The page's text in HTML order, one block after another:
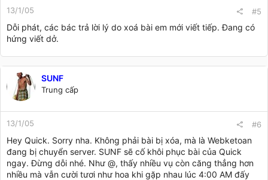
13/1/05 #5
Dỗi phát, các bác trả lời lý do xoá bài em mới viết tiếp. Đang có
hứng viết dở.
SUNF
Trung cấp
13/1/05 #6
Hey Quick. Sorry nha. Không phải bài bị xóa, mà là Webketoan
đang bị chuyển server. SUNF sẽ cố khôi phục bài của Quick
ngay. Đừng dỗi nhé. Như @, thấy nhiều vụ còn căng thẳng hơn
nhiều mà vẫn cười tươi như hoa khi gặp nhau lúc 4:00 AM đấy